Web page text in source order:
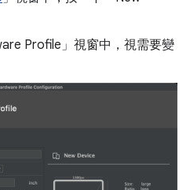
Profile」 視窗中，視需要變